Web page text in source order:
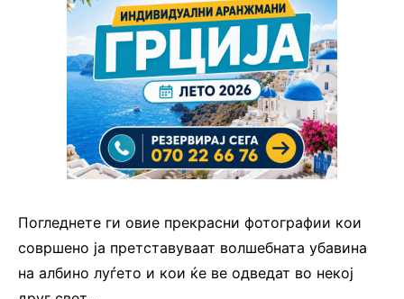
Погледнете ги овие прекрасни фотографии кои
совршено ја претставуваат волшебната убавина
на албино луѓето и кои ќе ве одведат во некој